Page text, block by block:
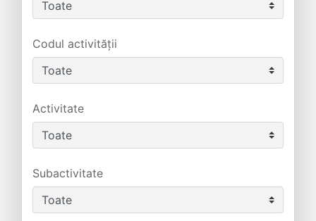
Codul activității
Activitate
Subactivitate